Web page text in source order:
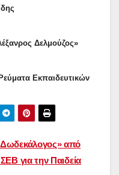
Δελμούζος»
Εκπαιδευτικών
από
για την Παιδεία